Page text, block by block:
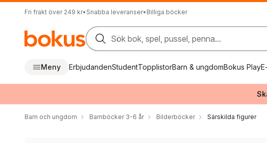
Fri frakt över 249 kr• Snabba leveranser• Billiga böcker
Sök bok, spel, pussel, penna...
Meny ErbjudandenStudentTopplistorBarn & ungdomBokus Play
Barn och ungdom Barnböcker 3-6 år Bilderböcker Särskilda figurer